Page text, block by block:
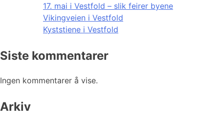
17. mai i Vestfold – slik feirer byene
Vikingveien i Vestfold
Kyststiene i Vestfold
Siste kommentarer
Ingen kommentarer å vise.
Arkiv